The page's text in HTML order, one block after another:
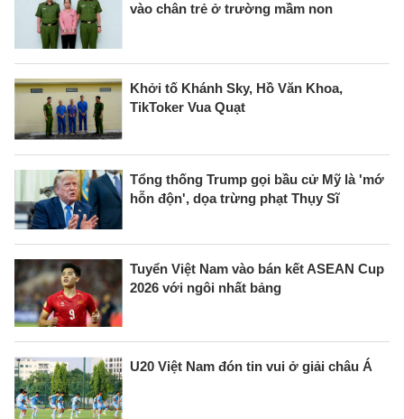
vào chân trẻ ở trường mầm non
Khởi tố Khánh Sky, Hồ Văn Khoa,
TikToker Vua Quạt
Tổng thống Trump gọi bầu cử Mỹ là 'mớ
hỗn độn', dọa trừng phạt Thụy Sĩ
Tuyển Việt Nam vào bán kết ASEAN Cup
2026 với ngôi nhất bảng
U20 Việt Nam đón tin vui ở giải châu Á